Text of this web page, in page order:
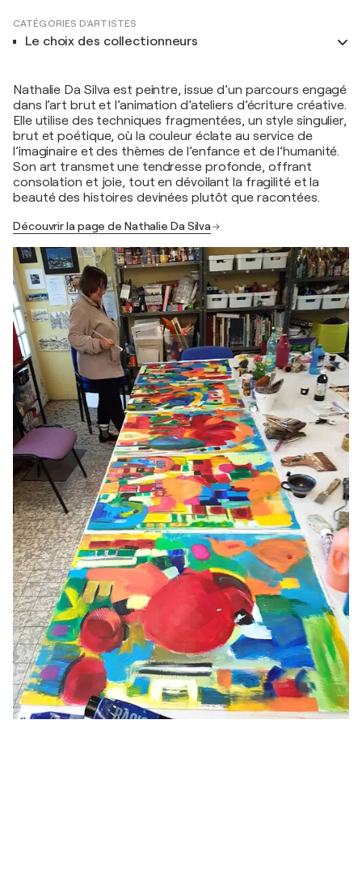
CATÉGORIES D'ARTISTES
Le choix des collectionneurs
Nathalie Da Silva est peintre, issue d’un parcours engagé
dans l’art brut et l’animation d’ateliers d’écriture créative.
Elle utilise des techniques fragmentées, un style singulier,
brut et poétique, où la couleur éclate au service de
l’imaginaire et des thèmes de l’enfance et de l’humanité.
Son art transmet une tendresse profonde, offrant
consolation et joie, tout en dévoilant la fragilité et la
beauté des histoires devinées plutôt que racontées.
Découvrir la page de Nathalie Da Silva